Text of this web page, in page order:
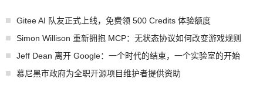
Gitee AI 队友正式上线，免费领 500 Credits 体验额度
Simon Willison 重新拥抱 MCP：无状态协议如何改变游戏规则
Jeff Dean 离开 Google：一个时代的结束，一个实验室的开始
慕尼黑市政府为全职开源项目维护者提供资助